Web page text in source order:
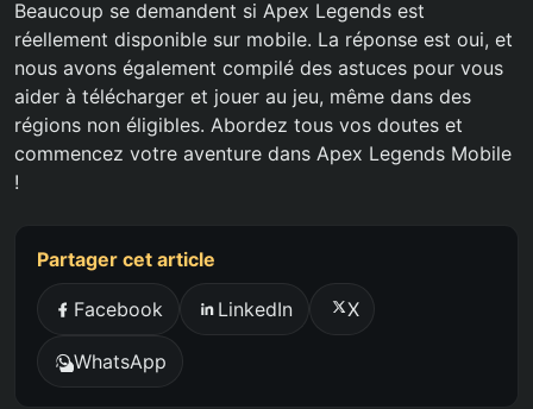
Beaucoup se demandent si Apex Legends est
réellement disponible sur mobile. La réponse est oui, et
nous avons également compilé des astuces pour vous
aider à télécharger et jouer au jeu, même dans des
régions non éligibles. Abordez tous vos doutes et
commencez votre aventure dans Apex Legends Mobile
!
Partager cet article
Facebook LinkedIn X
WhatsApp